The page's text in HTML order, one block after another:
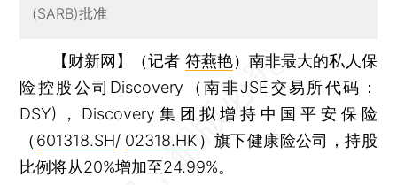
(SARB)批准
【财新网】（记者 符燕艳） 南非最大的私人保
险控股公司Discovery（南非JSE交易所代码：
DSY)，Discovery集团拟增持中国平安保险
（ 601318.SH/ 02318.HK ）旗下健康险公司，持股
比例将从20%增加至24.99%。